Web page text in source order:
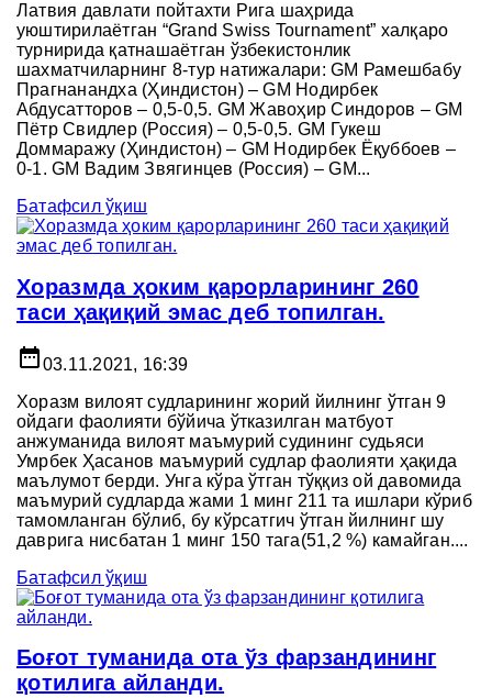
Латвия давлати пойтахти Рига шаҳрида
уюштирилаётган “Grand Swiss Tournament” халқаро
турнирида қатнашаётган ўзбекистонлик
шахматчиларнинг 8-тур натижалари: GM Рамешбабу
Прагнанандха (Ҳиндистон) – GM Нодирбек
Абдусатторов – 0,5-0,5. GM Жавоҳир Синдоров – GM
Пётр Свидлер (Россия) – 0,5-0,5. GM Гукеш
Доммаражу (Ҳиндистон) – GM Нодирбек Ёқуббоев –
0-1. GM Вадим Звягинцев (Россия) – GM...
Батафсил ўқиш
Хоразмда ҳоким қарорларининг 260
таси ҳақиқий эмас деб топилган.
date_range03.11.2021, 16:39
Хоразм вилоят судларининг жорий йилнинг ўтган 9
ойдаги фаолияти бўйича ўтказилган матбуот
анжуманида вилоят маъмурий судининг судьяси
Умрбек Ҳасанов маъмурий судлар фаолияти ҳақида
маълумот берди. Унга кўра ўтган тўққиз ой давомида
маъмурий судларда жами 1 минг 211 та ишлари кўриб
тамомланган бўлиб, бу кўрсатгич ўтган йилнинг шу
даврига нисбатан 1 минг 150 тага(51,2 %) камайган....
Батафсил ўқиш
Боғот туманида ота ўз фарзандининг
қотилига айланди.